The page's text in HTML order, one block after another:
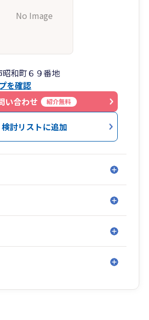
No Image
和町６９番地
を確認
い合わせ
紹介無料
検討リストに追加